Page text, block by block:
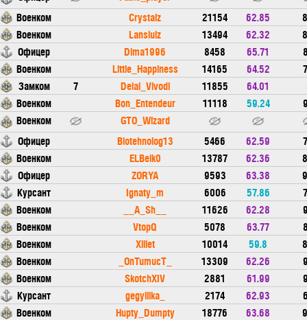
Военком
Crystalz 21154 62.85
Военком
Lanslulz 13494 62.32
Офицер
Dima1996 8458 65.71
Военком
Little_Happiness 14165 64.52
Замком
7 Delai_Vivodi 11855 64.01
Военком
Bon_Entendeur 11118 59.24
Военком
GTO_Wizard
Офицер
Biotehnolog13 5466 62.59
Военком
ELBelk0 13787 62.36
Офицер
ZORYA 9593 63.38
Курсант
Ignaty_m 6006 57.86
Военком
__A_Sh__ 11626 62.28
Военком
VtopQ 5078 63.77
Военком
Xillet 10014 59.8
Военком
_OnTumucT_ 13309 62.26
Военком
SkotchXIV 2881 61.99
Курсант
gegylllka_ 2174 62.93
Военком
Hupty_Dumpty 18776 63.68